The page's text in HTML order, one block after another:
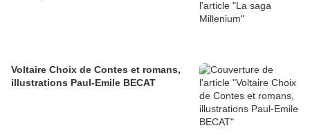
Voltaire Choix de Contes et romans,
illustrations Paul-Emile BECAT